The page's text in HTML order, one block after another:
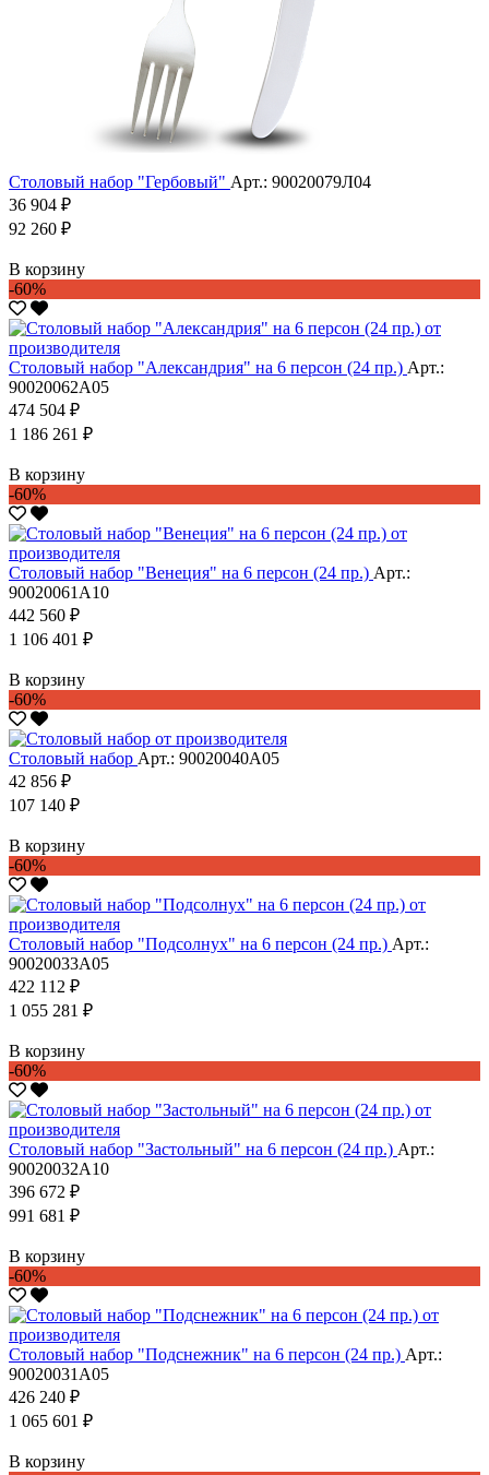
Столовый набор "Гербовый" Арт.: 90020079Л04
36 904 ₽
92 260 ₽
В корзину
-60%
Столовый набор "Александрия" на 6 персон (24 пр.) Арт.:
90020062А05
474 504 ₽
1 186 261 ₽
В корзину
-60%
Столовый набор "Венеция" на 6 персон (24 пр.) Арт.:
90020061А10
442 560 ₽
1 106 401 ₽
В корзину
-60%
Столовый набор Арт.: 90020040А05
42 856 ₽
107 140 ₽
В корзину
-60%
Столовый набор "Подсолнух" на 6 персон (24 пр.) Арт.:
90020033А05
422 112 ₽
1 055 281 ₽
В корзину
-60%
Столовый набор "Застольный" на 6 персон (24 пр.) Арт.:
90020032А10
396 672 ₽
991 681 ₽
В корзину
-60%
Столовый набор "Подснежник" на 6 персон (24 пр.) Арт.:
90020031А05
426 240 ₽
1 065 601 ₽
В корзину